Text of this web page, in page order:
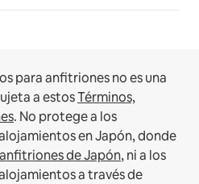
para anfitriones no es una
a estosTérminos,
. No protege a los
en Japón, donde
de Japón, ni a los
a través de